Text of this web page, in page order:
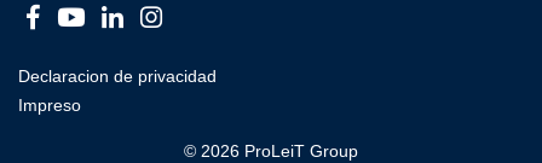
Declaracion de privacidad
Impreso
© 2026 ProLeiT Group